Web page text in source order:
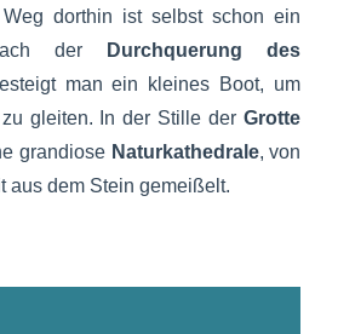
dorthin ist selbst schon ein
der
Durchquerung des
man ein kleines Boot, um
gleiten. In der Stille derGrotte
grandiose Naturkathedrale, von
aus dem Stein gemeißelt.